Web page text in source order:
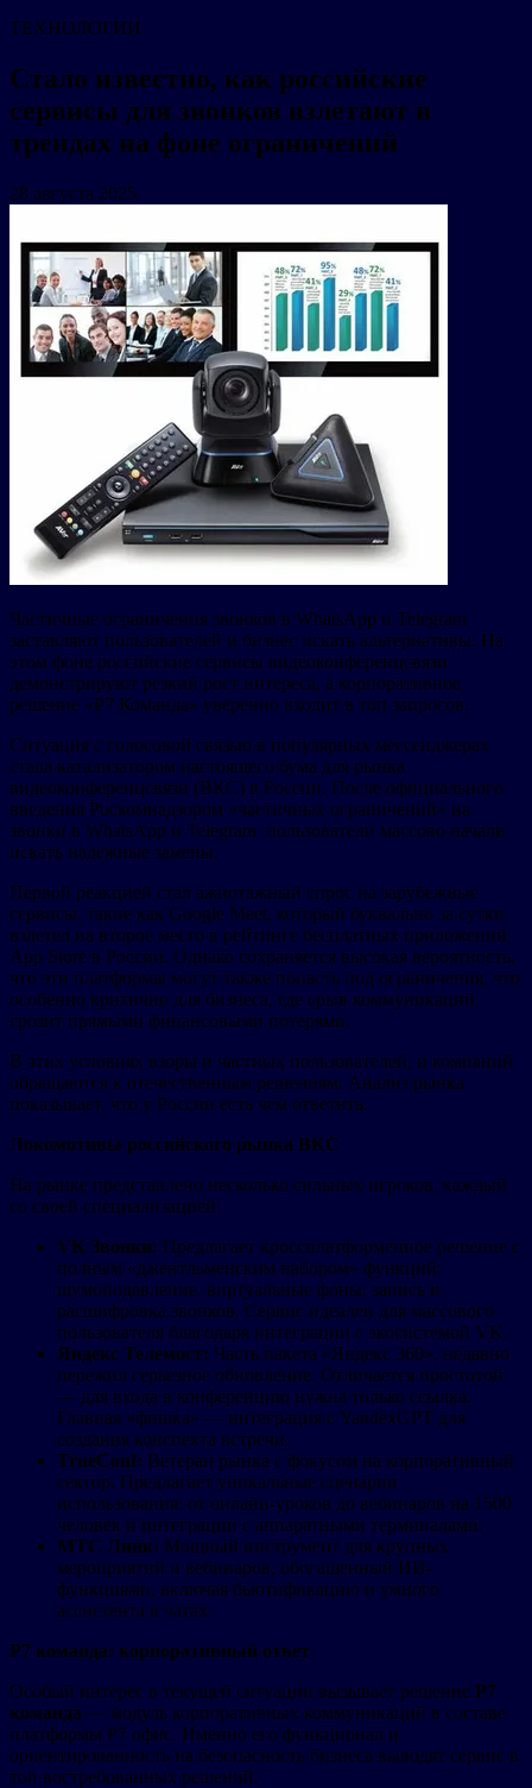
ТЕХНОЛОГИИ
Стало известно, как российские
сервисы для звонков взлетают в
трендах на фоне ограничений
28 августа 2025
Частичные ограничения звонков в WhatsApp и Telegram
заставляют пользователей и бизнес искать альтернативы. На
этом фоне российские сервисы видеоконференцсвязи
демонстрируют резкий рост интереса, а корпоративное
решение «Р7 Команда» уверенно входит в топ запросов.
Ситуация с голосовой связью в популярных мессенджерах
стала катализатором настоящего бума для рынка
видеоконференцсвязи (ВКС) в России. После официального
введения Роскомнадзором «частичных ограничений» на
звонки в WhatsApp и Telegram пользователи массово начали
искать надежные замены.
Первой реакцией стал ажиотажный спрос на зарубежные
сервисы, такие как Google Meet, который буквально за сутки
взлетел на второе место в рейтинге бесплатных приложений
App Store в России. Однако сохраняется высокая вероятность,
что эти платформы могут также попасть под ограничения, что
особенно критично для бизнеса, где срыв коммуникаций
грозит прямыми финансовыми потерями.
В этих условиях взоры и частных пользователей, и компаний
обращаются к отечественным решениям. Анализ рынка
показывает, что у России есть чем ответить.
Локомотивы российского рынка ВКС
На рынке представлено несколько сильных игроков, каждый
со своей специализацией:
VK Звонки: Предлагает кроссплатформенное решение с
полным «джентльменским набором» функций:
шумоподавление, виртуальные фоны, запись и
расшифровка звонков. Сервис идеален для массового
пользователя благодаря интеграции с экосистемой VK.
Яндекс Телемост: Часть пакета «Яндекс 360», недавно
пережил серьезное обновление. Отличается простотой
— для входа в конференцию нужна только ссылка.
Главная «фишка» — интеграция с YandexGPT для
создания конспекта встречи.
TrueConf: Ветеран рынка с фокусом на корпоративный
сектор. Предлагает уникальные сценарии
использования: от онлайн-уроков до вебинаров на 1500
человек и интеграции с аппаратными терминалами.
МТС Линк: Мощный инструмент для крупных
мероприятий и вебинаров, обогащенный ИИ-
функциями, включая бьютификацию и умного
ассистента в чатах.
Р7 команда: корпоративный ответ
Особый интерес в текущей ситуации вызывает решение Р7
команда — модуль корпоративных коммуникаций в составе
платформы Р7 офис. Именно его функционал и
ориентированность на безопасность бизнеса выводят сервис в
топ востребованных решений.